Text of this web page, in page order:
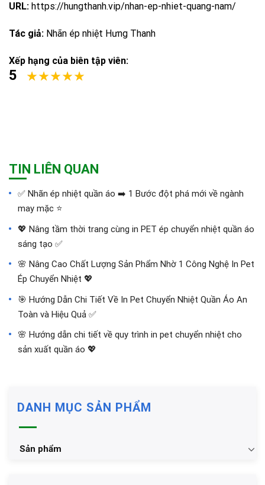
URL: https://hungthanh.vip/nhan-ep-nhiet-quang-nam/
Tác giả: Nhãn ép nhiệt Hưng Thanh
Xếp hạng của biên tập viên:
5
TIN LIÊN QUAN
✅‪ Nhãn ép nhiệt quần áo ➡️ 1 Bước đột phá mới về ngành
may mặc ⭐️
💖 Nâng tầm thời trang cùng in PET ép chuyển nhiệt quần áo
sáng tạo ✅
🌸 Nâng Cao Chất Lượng Sản Phẩm Nhờ 1 Công Nghệ In Pet
Ép Chuyển Nhiệt 💖
🎯 Hướng Dẫn Chi Tiết Về In Pet Chuyển Nhiệt Quần Áo An
Toàn và Hiệu Quả ✅
🌸 Hướng dẫn chi tiết về quy trình in pet chuyển nhiệt cho
sản xuất quần áo 💖
DANH MỤC SẢN PHẨM
Sản phẩm